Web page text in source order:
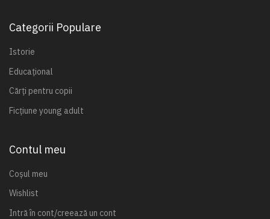
Categorii Populare
Istorie
Educațional
Cărți pentru copii
Ficțiune young adult
Contul meu
Coșul meu
Wishlist
Intră în cont/creează un cont